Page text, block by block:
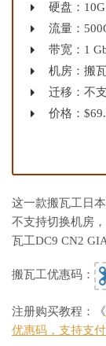
硬盘：10G
流量：
带宽：1
机房：搬
迁移：不
价格：
这一款搬瓦工日
不支持切换机房
瓦工DC9 CN2 GIA
搬瓦工优惠码：
注册购买教程：《
优惠码，支持支